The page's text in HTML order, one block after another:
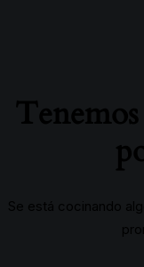
Se está cocinando